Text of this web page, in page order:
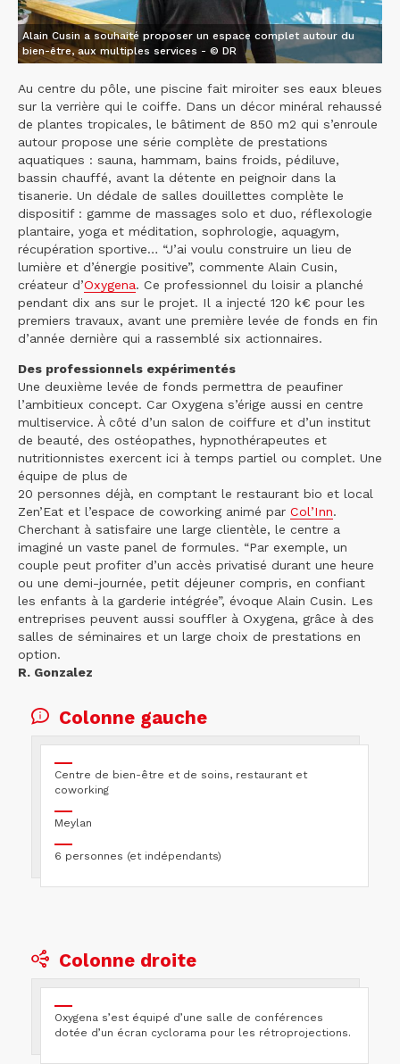
Alain Cusin a souhaité proposer un espace complet autour du
bien-être, aux multiples services - © DR
Au centre du pôle, une piscine fait miroiter ses eaux bleues
sur la verrière qui le coiffe. Dans un décor minéral rehaussé
de plantes tropicales, le bâtiment de 850 m2 qui s’enroule
autour propose une série complète de prestations
aquatiques : sauna, hammam, bains froids, pédiluve,
bassin chauffé, avant la détente en peignoir dans la
tisanerie. Un dédale de salles douillettes complète le
dispositif : gamme de massages solo et duo, réflexologie
plantaire, yoga et méditation, sophrologie, aquagym,
récupération sportive… “J’ai voulu construire un lieu de
lumière et d’énergie positive”, commente Alain Cusin,
créateur d’Oxygena. Ce professionnel du loisir a planché
pendant dix ans sur le projet. Il a injecté 120 k€ pour les
premiers travaux, avant une première levée de fonds en fin
d’année dernière qui a rassemblé six actionnaires.
Des professionnels expérimentés
Une deuxième levée de fonds permettra de peaufiner
l’ambitieux concept. Car Oxygena s’érige aussi en centre
multiservice. À côté d’un salon de coiffure et d’un institut
de beauté, des ostéopathes, hypnothérapeutes et
nutritionnistes exercent ici à temps partiel ou complet. Une
équipe de plus de
20 personnes déjà, en comptant le restaurant bio et local
Zen’Eat et l’espace de coworking animé par Col’Inn.
Cherchant à satisfaire une large clientèle, le centre a
imaginé un vaste panel de formules. “Par exemple, un
couple peut profiter d’un accès privatisé durant une heure
ou une demi-journée, petit déjeuner compris, en confiant
les enfants à la garderie intégrée”, évoque Alain Cusin. Les
entreprises peuvent aussi souffler à Oxygena, grâce à des
salles de séminaires et un large choix de prestations en
option.
R. Gonzalez
Colonne gauche
Centre de bien-être et de soins, restaurant et
coworking
Meylan
6 personnes (et indépendants)
Colonne droite
Oxygena s’est équipé d’une salle de conférences
dotée d’un écran cyclorama pour les rétroprojections.